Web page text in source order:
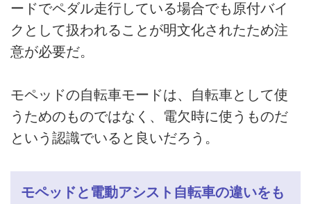
ードでペダル走行している場合でも原付バイ
クとして扱われることが明文化されたため注
意が必要だ。
モペッドの自転車モードは、自転車として使
うためのものではなく、電欠時に使うものだ
という認識でいると良いだろう。
モペッドと電動アシスト自転車の違いをも